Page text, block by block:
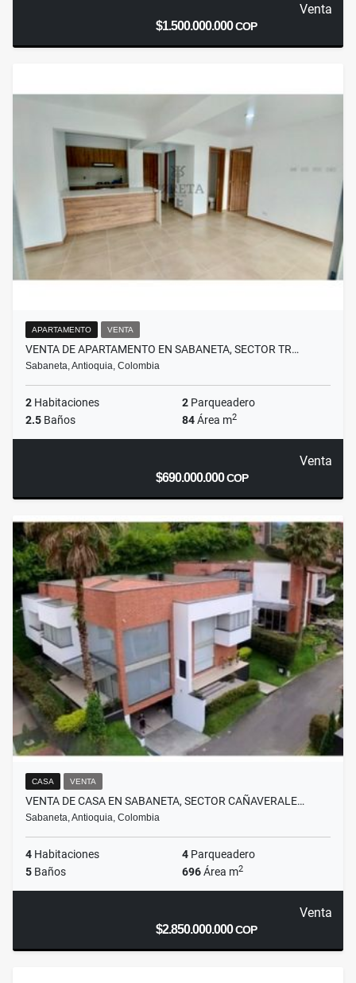
Venta
$1.500.000.000COP
APARTAMENTO VENTA
VENTA DE APARTAMENTO EN SABANETA, SECTOR TR…
Sabaneta, Antioquia, Colombia
2 Habitaciones 2 Parqueadero
2.5 Baños 84Área m2
Venta
$690.000.000COP
CASA VENTA
VENTA DE CASA EN SABANETA, SECTOR CAÑAVERALE…
Sabaneta, Antioquia, Colombia
4 Habitaciones 4 Parqueadero
5 Baños 696Área m2
Venta
$2.850.000.000COP